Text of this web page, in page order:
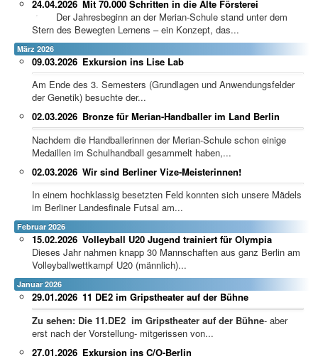
Mit 70.000 Schritten in die Alte Försterei
24.04.2026
Der Jahresbeginn an der Merian-Schule stand unter dem
Stern des Bewegten Lernens – ein Konzept, das...
März 2026
Exkursion ins Lise Lab
09.03.2026
Am Ende des 3. Semesters (Grundlagen und Anwendungsfelder
der Genetik) besuchte der...
Bronze für Merian-Handballer im Land Berlin
02.03.2026
Nachdem die Handballerinnen der Merian-Schule schon einige
Medaillen im Schulhandball gesammelt haben,...
Wir sind Berliner Vize-Meisterinnen!
02.03.2026
In einem hochklassig besetzten Feld konnten sich unsere Mädels
im Berliner Landesfinale Futsal am...
Februar 2026
Volleyball U20 Jugend trainiert für Olympia
15.02.2026
Dieses Jahr nahmen knapp 30 Mannschaften aus ganz Berlin am
Volleyballwettkampf U20 (männlich)...
Januar 2026
11 DE2 im Gripstheater auf der Bühne
29.01.2026
Zu sehen: Die 11.DE2 im Gripstheater auf der Bühne- aber
erst nach der Vorstellung- mitgerissen von...
Exkursion ins C/O-Berlin
27.01.2026